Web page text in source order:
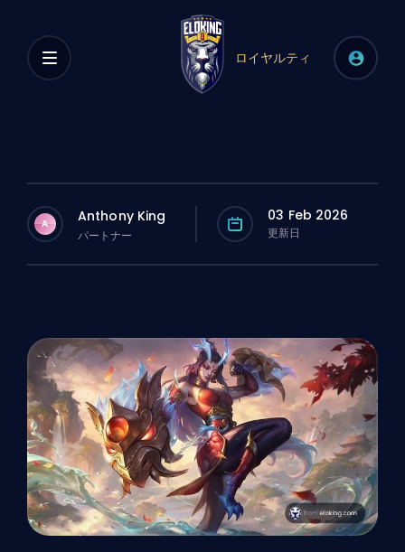
ロイヤルティ
A Anthony King
パートナー
03 Feb 2026
更新日